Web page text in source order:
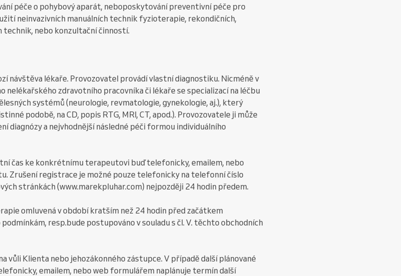
péče o pohybový aparát, neboposkytování preventivní péče pro
neinvazivních manuálních technik fyzioterapie, rekondičních,
technik, nebo konzultační činností.
návštěva lékaře. Provozovatel provádí vlastní diagnostiku. Nicméně v
nelékařského zdravotního pracovníka či lékaře se specializací na léčbu
systémů (neurologie, revmatologie, gynekologie, aj.), který
podobě, na CD, popis RTG, MRI, CT, apod.). Provozovatele ji může
diagnózy a nejvhodnější následné péči formou individuálního
čas ke konkrétnímu terapeutovi buď telefonicky, emailem, nebo
Zrušení registrace je možné pouze telefonicky na telefonní číslo
stránkách (www.marekpluhar.com) nejpozději 24 hodin předem.
omluvená v období kratším než 24 hodin před začátkem
resp.bude postupováno v souladu s čl. V. těchto obchodních
vůli Klienta nebo jehozákonného zástupce. V případě další plánované
emailem, nebo web formulářem naplánuje termín další